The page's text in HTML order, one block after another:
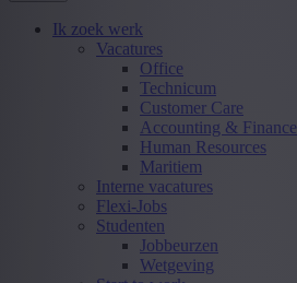
Ik zoek werk
Vacatures
Office
Technicum
Customer Care
Accounting & Finance
Human Resources
Maritiem
Interne vacatures
Flexi-Jobs
Studenten
Jobbeurzen
Wetgeving